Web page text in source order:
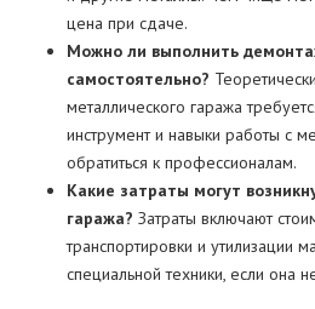
цена при сдаче.
Можно ли выполнить
самостоятельно?
металлического гаража
инструмент и навыки работы с
обратиться к профессионалам.
Какие затраты могут
гаража? Затраты включают
транспортировки и утилизации
специальной техники, если она